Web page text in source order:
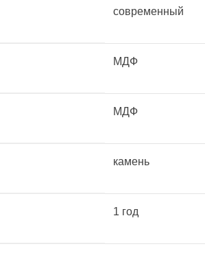
современный
МДФ
МДФ
камень
1 год